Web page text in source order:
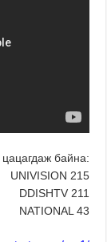
байна:
UNIVISION 215
DDISHTV 211
NATIONAL 43